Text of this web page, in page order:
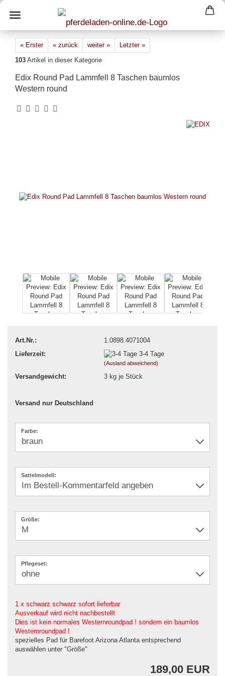
« Erster « zurück weiter »
Letzter »
103 Artikel in dieser Kategorie
Edix Round Pad Lammfell 8 Taschen baumlos
Western round
Art.Nr.:
1.0898.4071004
Lieferzeit:
3-4 Tage
(Ausland abweichend)
Versandgewicht: 3kg je Stück
Versand nur Deutschland
Farbe:
Sattelmodell:
Größe:
Pflegeset:
1 x schwarz schwarz sofort lieferbar
Ausverkauf wird nicht nachbestellt
Dies ist kein normales Westernroundpad ! sondern ein baumlos
Westernroundpad !
spezielles Pad für Barefoot Arizona Atlanta entsprechend
auswählen unter "Größe"
189,00 EUR